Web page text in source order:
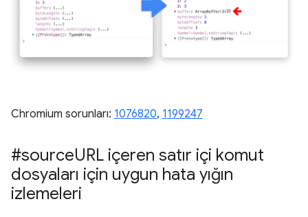
Chromium sorunları: 1076820, ​​ 1199247
#sourceURL içeren satır içi komut
dosyaları için uygun hata yığın
izlemeleri